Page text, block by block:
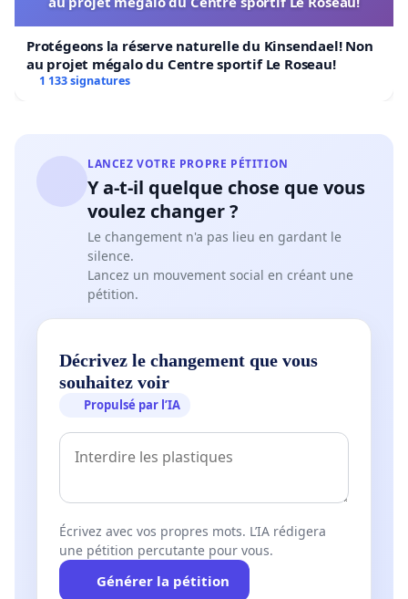
Protégeons la réserve naturelle du Kinsendael! Non
au projet mégalo du Centre sportif Le Roseau!
1 133 signatures
LANCEZ VOTRE PROPRE PÉTITION
Y a-t-il quelque chose que vous
voulez changer ?
Le changement n'a pas lieu en gardant le
silence.
Lancez un mouvement social en créant une
pétition.
Décrivez le changement que vous
souhaitez voir
Propulsé par l’IA
Écrivez avec vos propres mots. L’IA rédigera
une pétition percutante pour vous.
Générer la pétition